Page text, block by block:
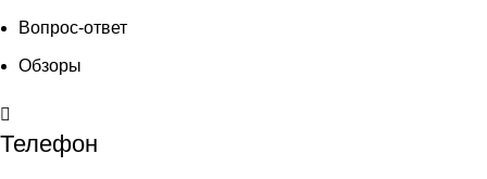
Вопрос-ответ
Обзоры
Телефон